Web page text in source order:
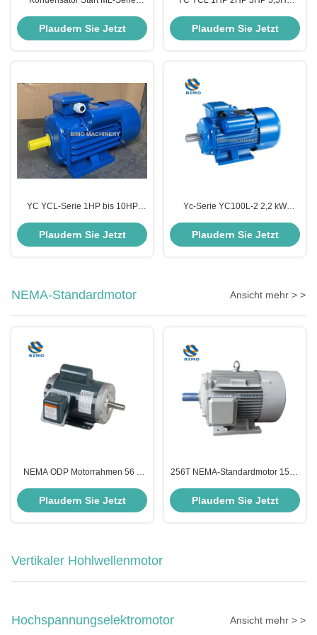
Elektromotor 0,37kw 2 Pole
Einphasige Induktionsmotoren 2-
Plaudern Sie Jetzt
Elektromotoren 110/220V, 220-
440V Monophasenmotor
Plaudern Sie Jetzt
YC YCL-Serie 1HP bis 10HP
Asynchrone Induktionsmotoren
110/220V mit Eisengehäuse
Plaudern Sie Jetzt
Yc-Serie YC100L-2 2,2 kW
Elektromotor 3HP-Motor
Plaudern Sie Jetzt
NEMA-Standardmotor Ansicht mehr > >
NEMA ODP Motorrahmen 56 2
Einphasenkondensatorlaufmotor
Plaudern Sie Jetzt
256T NEMA-Standardmotor 15kw
phasiger asynchroner
Elektromotor
Plaudern Sie Jetzt
Vertikaler Hohlwellenmotor
Hochspannungselektromotor Ansicht mehr > >